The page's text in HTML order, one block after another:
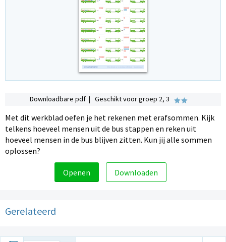
Downloadbare pdf | Geschikt voor groep 2, 3
Met dit werkblad oefen je het rekenen met erafsommen. Kijk
telkens hoeveel mensen uit de bus stappen en reken uit
hoeveel mensen in de bus blijven zitten. Kun jij alle sommen
oplossen?
Openen Downloaden
Gerelateerd